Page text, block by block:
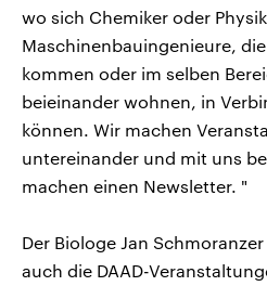
wo sich Chemiker oder
Maschinenbauingenieure,
kommen oder im selben
beieinander wohnen, in
können. Wir machen
untereinander und mit uns
machen einen Newsletter. "
Der Biologe Jan
auch die DAAD-